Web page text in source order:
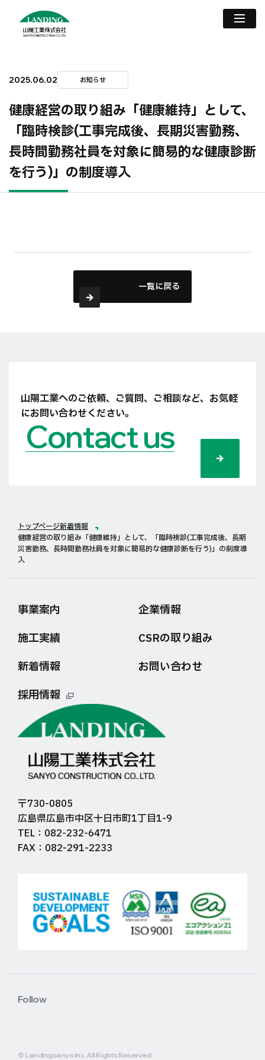
2025.06.02 お知らせ
健康経営の取り組み「健康維持」として、
「臨時検診(工事完成後、長期災害勤務、
長時間勤務社員を対象に簡易的な健康診断
を行う)」の制度導入
一覧に戻る
山陽工業へのご依頼、ご質問、ご相談など、 お気軽
にお問い合わせください。
Contact us
トップページ新着情報
健康経営の取り組み「健康維持」として、「臨時検診(工事完成後、長期
災害勤務、長時間勤務社員を対象に簡易的な健康診断を行う)」の制度導
入
事業案内
企業情報
施工実績
CSRの取り組み
新着情報
お問い合わせ
採用情報
〒730-0805
広島県広島市中区十日市町1丁目1-9
TEL：082-232-6471
FAX：082-291-2233
Follow
© Landingsanyo Inc. All Rights Reserved.